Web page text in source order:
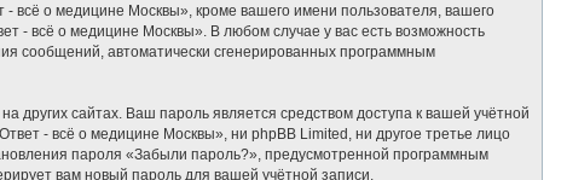
о медицине Москвы», кроме вашего имени пользователя, вашего
- всё о медицине Москвы». В любом случае у вас есть возможность
сообщений, автоматически сгенерированных программным
сайтах. Ваш пароль является средством доступа к вашей учётной
- всё о медицине Москвы», ни phpBB Limited, ни другое третье лицо
пароля «Забыли пароль?», предусмотренной программным
вам новый пароль для вашей учётной записи.